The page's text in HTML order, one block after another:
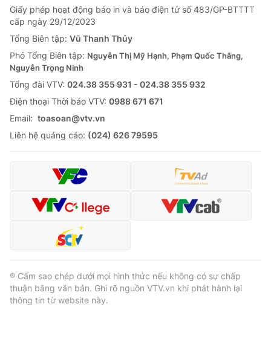
Giấy phép hoạt động báo in và báo điện tử số 483/GP-BTTTT
cấp ngày 29/12/2023
Tổng Biên tập: Vũ Thanh Thủy
Phó Tổng Biên tập: Nguyễn Thị Mỹ Hạnh, Phạm Quốc Thắng,
Nguyễn Trọng Ninh
Tổng đài VTV: 024.38 355 931 - 024.38 355 932
Ðiện thoại Thời báo VTV: 0988 671 671
Email: toasoan@vtv.vn
Liên hệ quảng cáo: (024) 626 79595
® Cấm sao chép dưới mọi hình thức nếu không có sự chấp
thuận bằng văn bản. Ghi rõ nguồn VTV.vn khi phát hành lại
thông tin từ website này.